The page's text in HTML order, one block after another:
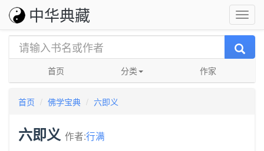
中华典藏
首页 分类 作家
首页 佛学宝典 六即义
六即义 作者:行满